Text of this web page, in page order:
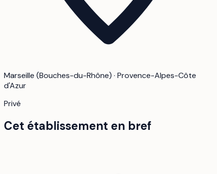
Marseille (Bouches-du-Rhône) · Provence-Alpes-Côte
d'Azur
Privé
Cet établissement en bref